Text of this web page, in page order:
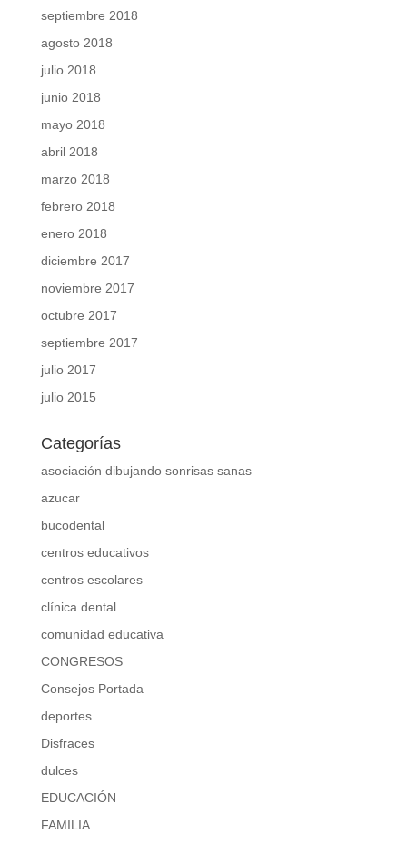
septiembre 2018
agosto 2018
julio 2018
junio 2018
mayo 2018
abril 2018
marzo 2018
febrero 2018
enero 2018
diciembre 2017
noviembre 2017
octubre 2017
septiembre 2017
julio 2017
julio 2015
Categorías
asociación dibujando sonrisas sanas
azucar
bucodental
centros educativos
centros escolares
clínica dental
comunidad educativa
CONGRESOS
Consejos Portada
deportes
Disfraces
dulces
EDUCACIÓN
FAMILIA